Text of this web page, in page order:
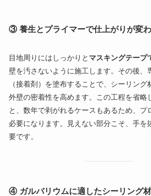
③ 養生とプライマーで仕上がりが変
目地周りにはしっかりと マスキングテープ
壁を汚さないように施工します。その後、
（接着剤）を塗布することで、シーリング
外壁の密着性を高めます。この工程を省略
と、数年で剥がれるケースもあるため、プ
必要になります。見えない部分こそ、手を
要です。
④ ガルバリウムに適したシーリング